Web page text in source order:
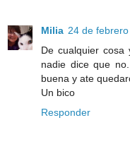
Milia 24 de
De cualquier
nadie dice que
buena y ate
Un bico
Responder